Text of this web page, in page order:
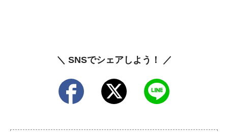
＼ SNSでシェアしよう！ ／